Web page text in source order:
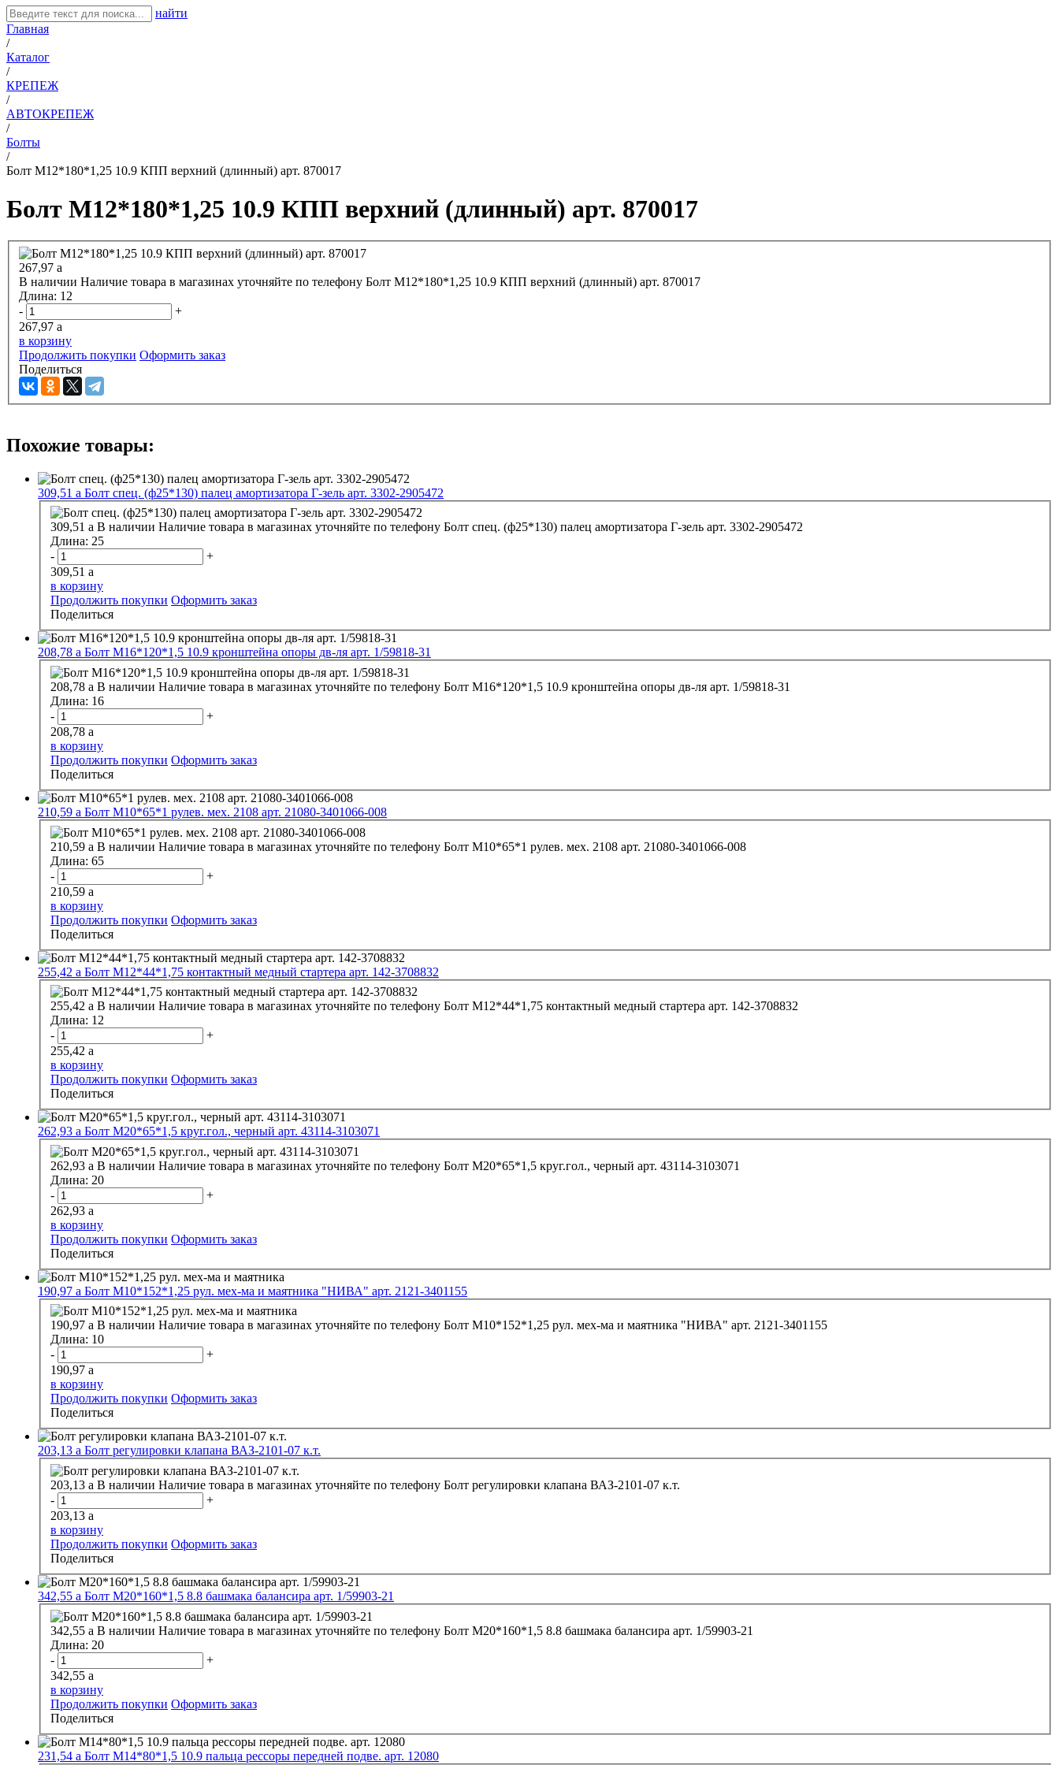
найти
Главная
/
Каталог
/
КРЕПЕЖ
/
АВТОКРЕПЕЖ
/
Болты
/
Болт М12*180*1,25 10.9 КПП верхний (длинный) арт. 870017
Болт М12*180*1,25 10.9 КПП верхний (длинный) арт. 870017
267,97 a
В наличии Наличие товара в магазинах уточняйте по телефону
Болт М12*180*1,25 10.9 КПП верхний (длинный) арт. 870017
Длина: 12
-
+
267,97 a
в корзину
Продолжить покупки Оформить заказ
Поделиться
Похожие товары:
309,51 a Болт спец. (ф25*130) палец амортизатора Г-зель арт. 3302-2905472
309,51 a В наличии Наличие товара в магазинах уточняйте по телефону
Болт спец. (ф25*130) палец амортизатора Г-зель арт. 3302-2905472
Длина: 25
-
+
309,51 a
в корзину
Продолжить покупки Оформить заказ
Поделиться
208,78 a Болт М16*120*1,5 10.9 кронштейна опоры дв-ля арт. 1/59818-31
208,78 a В наличии Наличие товара в магазинах уточняйте по телефону
Болт М16*120*1,5 10.9 кронштейна опоры дв-ля арт. 1/59818-31
Длина: 16
-
+
208,78 a
в корзину
Продолжить покупки Оформить заказ
Поделиться
210,59 a Болт М10*65*1 рулев. мех. 2108 арт. 21080-3401066-008
210,59 a В наличии Наличие товара в магазинах уточняйте по телефону
Болт М10*65*1 рулев. мех. 2108 арт. 21080-3401066-008
Длина: 65
-
+
210,59 a
в корзину
Продолжить покупки Оформить заказ
Поделиться
255,42 a Болт М12*44*1,75 контактный медный стартера арт. 142-3708832
255,42 a В наличии Наличие товара в магазинах уточняйте по телефону Болт М12*44*1,75 контактный медный стартера арт. 142-3708832
Длина: 12
-
+
255,42 a
в корзину
Продолжить покупки Оформить заказ
Поделиться
262,93 a Болт М20*65*1,5 круг.гол., черный арт. 43114-3103071
262,93 a В наличии Наличие товара в магазинах уточняйте по телефону
Болт М20*65*1,5 круг.гол., черный арт. 43114-3103071
Длина: 20
-
+
262,93 a
в корзину
Продолжить покупки Оформить заказ
Поделиться
190,97 a Болт М10*152*1,25 рул. мех-ма и маятника "НИВА" арт. 2121-3401155
190,97 a В наличии Наличие товара в магазинах уточняйте по телефону
Болт М10*152*1,25 рул. мех-ма и маятника "НИВА" арт. 2121-3401155
Длина: 10
-
+
190,97 a
в корзину
Продолжить покупки Оформить заказ
Поделиться
203,13 a Болт регулировки клапана ВАЗ-2101-07 к.т.
203,13 a В наличии Наличие товара в магазинах уточняйте по телефону Болт регулировки клапана ВАЗ-2101-07 к.т.
-
+
203,13 a
в корзину
Продолжить покупки Оформить заказ
Поделиться
342,55 a Болт М20*160*1,5 8.8 башмака балансира арт. 1/59903-21
342,55 a В наличии Наличие товара в магазинах уточняйте по телефону
Болт М20*160*1,5 8.8 башмака балансира арт. 1/59903-21
Длина: 20
-
+
342,55 a
в корзину
Продолжить покупки Оформить заказ
Поделиться
231,54 a Болт М14*80*1,5 10.9 пальца рессоры передней подве. арт. 12080